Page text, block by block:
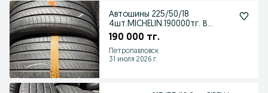
Автошины 225/50/18
4шт.MICHELIN.190000тг. В
отличном состоянии
190 000 тг.
Петропавловск
31 июля 2026 г.